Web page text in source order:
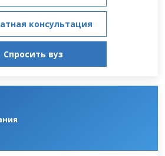
консультация
Спросить вуз